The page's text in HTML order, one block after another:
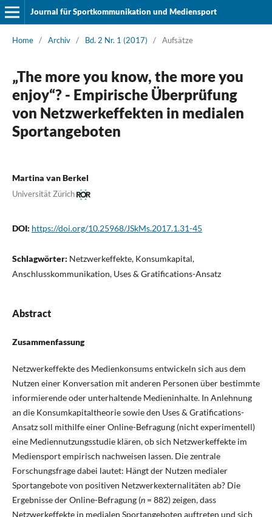
Journal für Sportkommunikation und Mediensport
Home / Archiv / Bd. 2 Nr. 1 (2017) / Aufsätze
„The more you know, the more you
enjoy“? - Empirische Überprüfung
von Netzwerkeffekten in medialen
Sportangeboten
Martina van Berkel
Universität Zürich
DOI: https://doi.org/10.25968/JSkMs.2017.1.31-45
Schlagwörter: Netzwerkeffekte, Konsumkapital,
Anschlusskommunikation, Uses & Gratifications-Ansatz
Abstract
Zusammenfassung
Netzwerkeffekte des Medienkonsums entwickeln sich aus dem
Nutzen einer Konversation mit anderen Personen über bestimmte
informierende oder unterhaltende Medieninhalte. In Anlehnung
an die Konsumkapitaltheorie sowie den Uses & Gratifications-
Ansatz soll mithilfe einer Online-Befragung (nicht experimentell)
eine Mediennutzungsstudie klären, ob sich Netzwerkeffekte im
Mediensport empirisch nachweisen lassen. Die zentrale
Forschungsfrage dabei lautet: Hängt der Nutzen medialer
Sportangebote von positiven Netzwerkexternalitäten ab? Die
Ergebnisse der Online-Befragung (n= 882) zeigen, dass
Netzwerkeffekte in medialen Sportangeboten auftreten und sich